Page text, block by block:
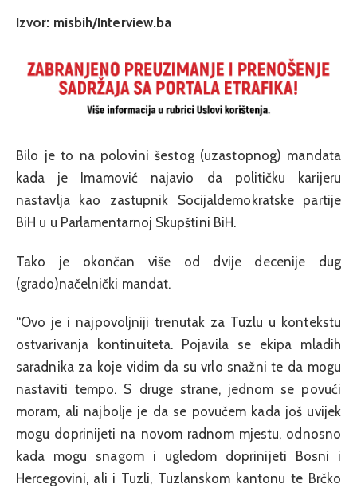
Izvor: misbih/Interview.ba
Bilo je to na polovini šestog (uzastopnog) mandata
kada je Imamović najavio da političku karijeru
nastavlja kao zastupnik Socijaldemokratske partije
BiH u u Parlamentarnoj Skupštini BiH.
Tako je okončan više od dvije decenije dug
(grado)načelnički mandat.
“Ovo je i najpovoljniji trenutak za Tuzlu u kontekstu
ostvarivanja kontinuiteta. Pojavila se ekipa mladih
saradnika za koje vidim da su vrlo snažni te da mogu
nastaviti tempo. S druge strane, jednom se povući
moram, ali najbolje je da se povučem kada još uvijek
mogu doprinijeti na novom radnom mjestu, odnosno
kada mogu snagom i ugledom doprinijeti Bosni i
Hercegovini, ali i Tuzli, Tuzlanskom kantonu te Brčko